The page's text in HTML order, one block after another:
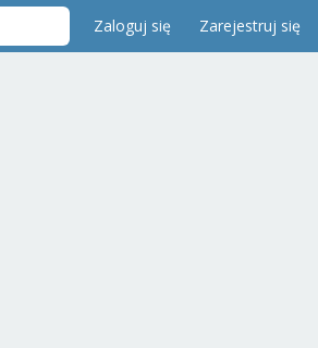
Zaloguj się Zarejestruj się